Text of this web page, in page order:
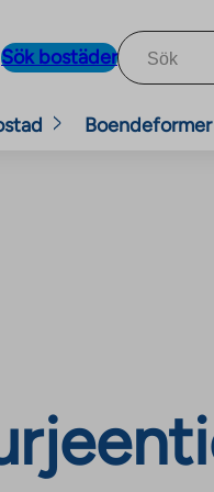
Sök bostäder
Boendeformer